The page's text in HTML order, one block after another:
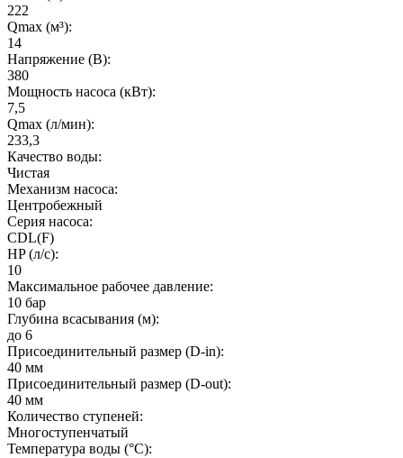
222
Qmax (м³):
14
Напряжение (В):
380
Мощность насоса (кВт):
7,5
Qmax (л/мин):
233,3
Качество воды:
Чистая
Механизм насоса:
Центробежный
Серия насоса:
CDL(F)
HP (л/с):
10
Максимальное рабочее давление:
10 бар
Глубина всасывания (м):
до 6
Присоединительный размер (D-in):
40 мм
Присоединительный размер (D-out):
40 мм
Количество ступеней:
Многоступенчатый
Температура воды (°C):